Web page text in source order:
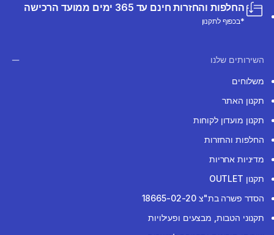
החלפות והחזרות חינם עד 365 ימים ממועד הרכישה
*בכפוף לתקנון
השירותים שלנו
משלוחים
תקנון האתר
תקנון מועדון לקוחות
החלפות והחזרות
מדיניות אחריות
תקנון OUTLET
הסדר פשרה בת"צ 18665-02-20
תקנוני הטבות, מבצעים ופעילויות